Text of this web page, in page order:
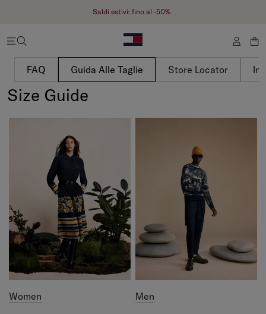
Saldi estivi: fino al -50%
FAQ Guida Alle Taglie Store Locator
Size Guide
Women Men